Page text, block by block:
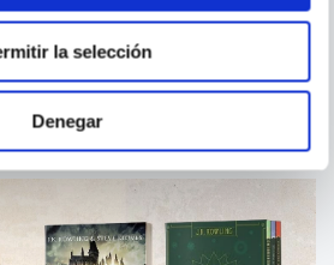
la selección
Denegar
STAR WARS - DOCTOR